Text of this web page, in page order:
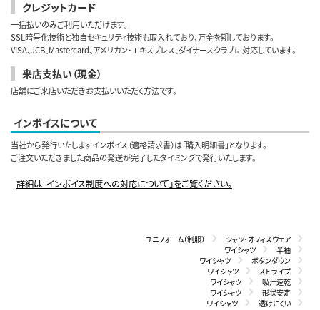
クレジットカード
一括払いのみご利用いただけます。
SSL暗号化技術と独自セキュリティ技術も取入れており、万全を期しております。
VISA、JCB、Mastercard、アメリカン・エキスプレス、ダイナースクラブに対応しています。
来店支払い（現金）
店舗にご来店いただきお支払いいただく方法です。
インボイスについて
当社から発行いたしますインボイス（適格請求書）は「購入明細書」となります。
ご注文いただきました商品の発送が完了したタイミングで発行いたします。
詳細は「インボイス制度への対応について」をご覧ください。
ユニフォーム（制服）
シャツ・オフィスウェア
ワイシャツ
半袖
ワイシャツ
ボタンダウン
ワイシャツ
ストライプ
ワイシャツ
吸汗速乾
ワイシャツ
形状安定
ワイシャツ
透けにくい